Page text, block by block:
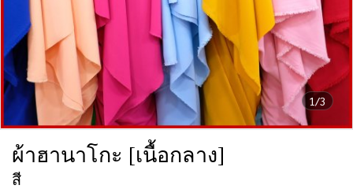
1/3
ผ้าฮานาโกะ [เนื้อกลาง]
สี